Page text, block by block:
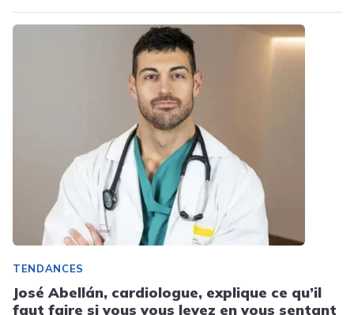
TENDANCES
José Abellán, cardiologue, explique ce qu’il
faut faire si vous vous levez en vous sentant